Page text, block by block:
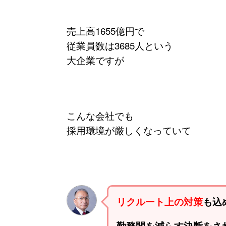
売上高1655億円で
従業員数は3685人という
大企業ですが
こんな会社でも
採用環境が厳しくなっていて
リクルート上の対策も込